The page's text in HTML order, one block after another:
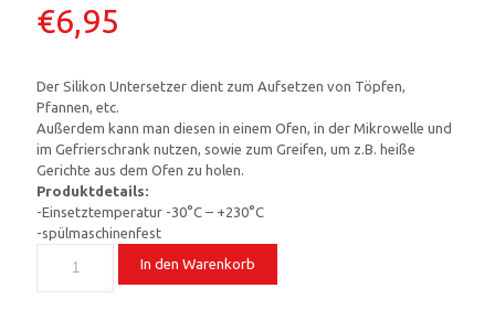
€6,95
Der Silikon Untersetzer dient zum Aufsetzen von Töpfen,
Pfannen, etc.
Außerdem kann man diesen in einem Ofen, in der Mikrowelle und
im Gefrierschrank nutzen, sowie zum Greifen, um z.B. heiße
Gerichte aus dem Ofen zu holen.
Produktdetails:
-Einsetztemperatur -30°C – +230°C
-spülmaschinenfest
In den Warenkorb